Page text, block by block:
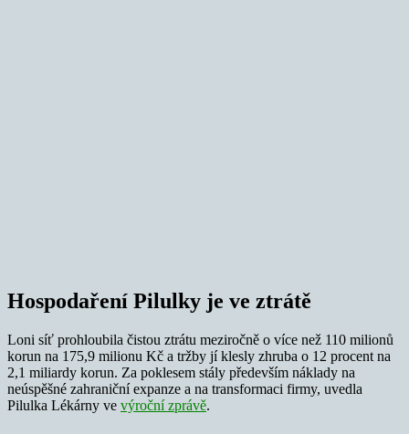
Hospodaření Pilulky je ve ztrátě
Loni síť prohloubila čistou ztrátu meziročně o více než 110 milionů
korun na 175,9 milionu Kč a tržby jí klesly zhruba o 12 procent na
2,1 miliardy korun. Za poklesem stály především náklady na
neúspěšné zahraniční expanze a na transformaci firmy, uvedla
Pilulka Lékárny ve výroční zprávě.